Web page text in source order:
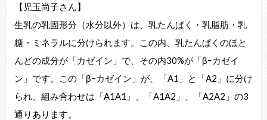
【児玉尚子さん】
生乳の乳固形分（水分以外）は、乳たんぱく・乳脂肪・乳
糖・ミネラルに分けられます。この内、乳たんぱくのほと
んどの成分が「カゼイン」で、その内30%が「βｰカゼイ
ン」です。この「βｰカゼイン」が、「A1」と「A2」に分け
られ、組み合わせは「A1A1」、「A1A2」、「A2A2」の3
通りあります。